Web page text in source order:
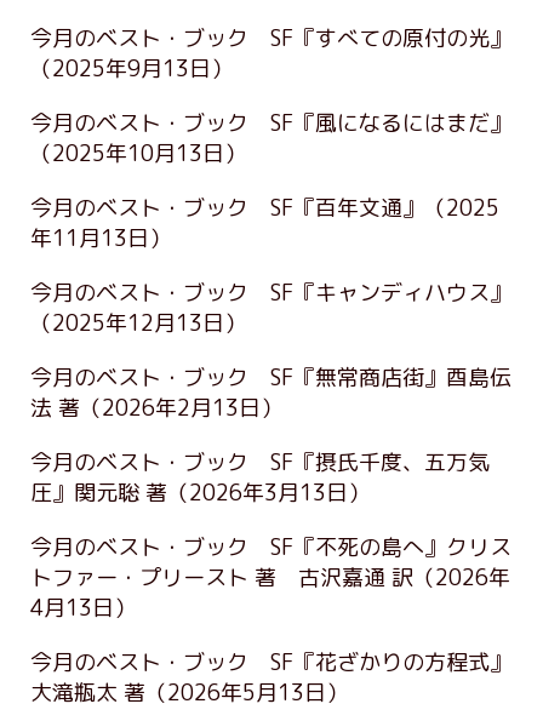
今月のベスト・ブック SF『すべての原付の光』
（2025年9月13日）
今月のベスト・ブック SF『風になるにはまだ』
（2025年10月13日）
今月のベスト・ブック SF『百年文通』
（2025
年11月13日）
今月のベスト・ブック SF『キャンディハウス』
（2025年12月13日）
今月のベスト・ブック SF『無常商店街』酉島伝
法 著 （2026年2月13日）
今月のベスト・ブック SF『摂氏千度、五万気
圧』関元聡 著 （2026年3月13日）
今月のベスト・ブック SF『不死の島へ』クリス
トファー・プリースト 著 古沢嘉通 訳 （2026年
4月13日）
今月のベスト・ブック SF『花ざかりの方程式』
大滝瓶太 著 （2026年5月13日）